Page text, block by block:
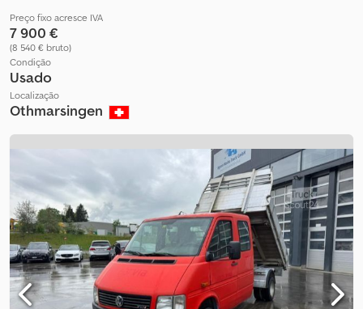
Preço fixo acresce IVA
7 900 €
(8 540 € bruto)
Condição
Usado
Localização
Othmarsingen